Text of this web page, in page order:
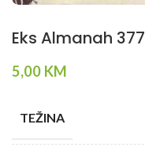
Eks Almanah 377
5,00 KM
TEŽINA